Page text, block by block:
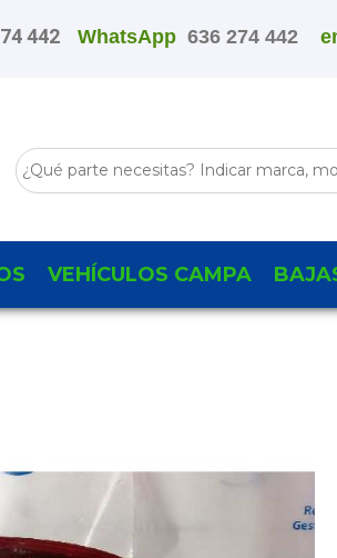
442 WhatsApp636 274 442
VEHÍCULOS CAMPA